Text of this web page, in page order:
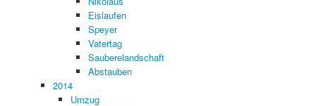
Eislaufen
Speyer
Vatertag
Sauberelandschaft
Abstauben
2014
Umzug